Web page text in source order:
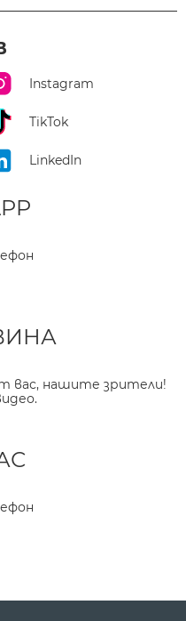
Instagram
TikTok
LinkedIn
вас, нашите зрители!